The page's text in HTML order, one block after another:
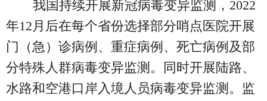
我国持续开展新冠病毒变异监测，2022
年12月后在每个省份选择部分哨点医院开展
门（急）诊病例、重症病例、死亡病例及部
分特殊人群病毒变异监测。同时开展陆路、
水路和空港口岸入境人员病毒变异监测。监